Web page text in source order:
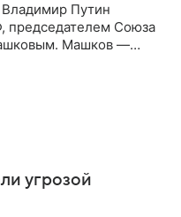
Путин
председателем Союза
Машков —
угрозой